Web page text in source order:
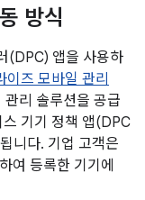
방식
(DPC) 앱을 사용하
이즈 모바일 관리
리 솔루션을 공급
기기 정책 앱(DPC
니다. 기업 고객은
여 등록한 기기에